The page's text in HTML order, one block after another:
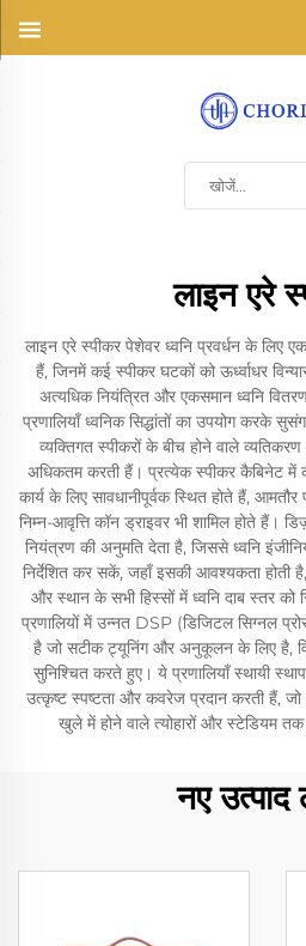
लाइन एरे
लाइन एरे स्पीकर पेशेवर ध्वनि प्रवर्धन के लिए
हैं, जिनमें कई स्पीकर घटकों को ऊर्ध्वाधर
अत्यधिक नियंत्रित और एकसमान ध्वनि
प्रणालियाँ ध्वनिक सिद्धांतों का उपयोग करके
व्यक्तिगत स्पीकरों के बीच होने वाले
अधिकतम करती हैं। प्रत्येक स्पीकर कैबिनेट में
कार्य के लिए सावधानीपूर्वक स्थित होते हैं,
निम्न-आवृत्ति कॉन ड्राइवर भी शामिल होते हैं।
नियंत्रण की अनुमति देता है, जिससे ध्वनि
निर्देशित कर सकें, जहाँ इसकी आवश्यकता होती
और स्थान के सभी हिस्सों में ध्वनि दाब स्तर
प्रणालियों में उन्नत DSP (डिजिटल सिग्नल
है जो सटीक ट्यूनिंग और अनुकूलन के लिए है,
सुनिश्चित करते हुए। ये प्रणालियाँ स्थायी
उत्कृष्ट स्पष्टता और कवरेज प्रदान करती हैं,
खुले में होने वाले त्योहारों और स्टेडियम
नए उत्पाद